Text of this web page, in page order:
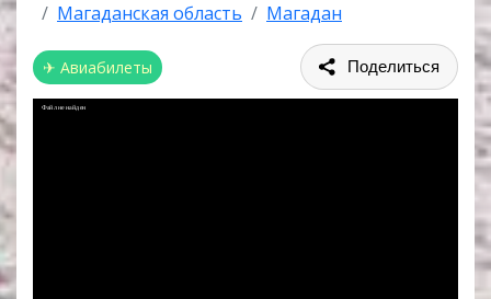
Магаданская область
Магадан
✈ Авиабилеты Поделиться
Файл не найден